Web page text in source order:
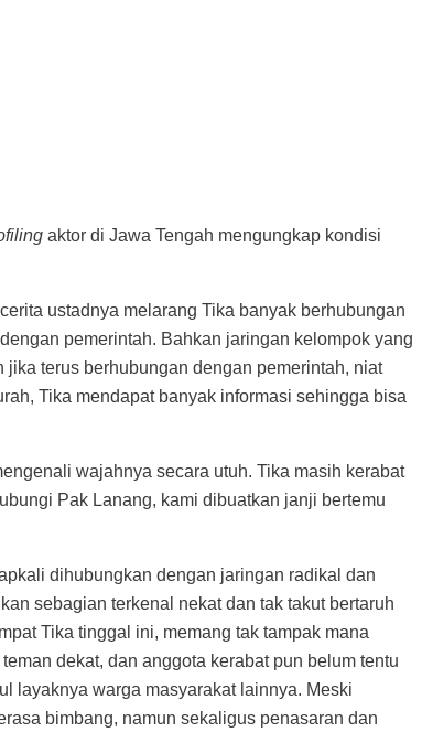
aktor di Jawa Tengah mengungkap kondisi
ustadnya melarang Tika banyak berhubungan
pemerintah. Bahkan jaringan kelompok yang
terus berhubungan dengan pemerintah, niat
Tika mendapat banyak informasi sehingga bisa
wajahnya secara utuh. Tika masih kerabat
Pak Lanang, kami dibuatkan janji bertemu
dihubungkan dengan jaringan radikal dan
sebagian terkenal nekat dan tak takut bertaruh
Tika tinggal ini, memang tak tampak mana
dekat, dan anggota kerabat pun belum tentu
layaknya warga masyarakat lainnya. Meski
bimbang, namun sekaligus penasaran dan